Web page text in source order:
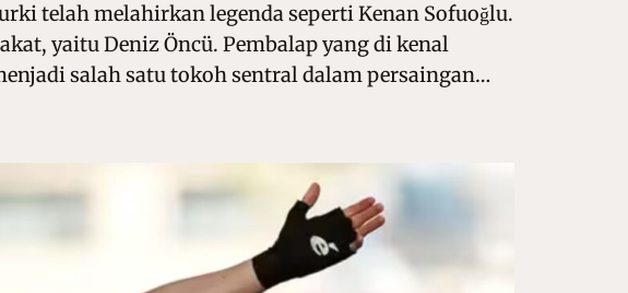
telah melahirkan legenda seperti Kenan Sofuoğlu.
yaitu Deniz Öncü. Pembalap yang di kenal
salah satu tokoh sentral dalam persaingan…